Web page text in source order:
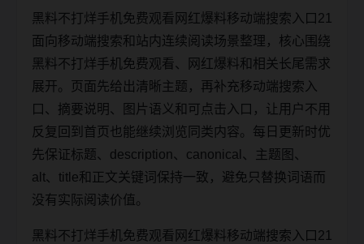
黑料不打烊手机免费观看网红爆料移动端搜索入口21
面向移动端搜索和站内连续阅读场景整理，核心围绕
黑料不打烊手机免费观看、网红爆料和相关长尾需求
展开。页面先给出清晰主题，再补充移动端搜索入
口、摘要说明、图片语义和可点击入口，让用户不用
反复回到首页也能继续浏览同类内容。每日更新时优
先保证标题、description、canonical、主题图、
alt、title和正文关键词保持一致，避免只替换词语而
没有实际阅读价值。
黑料不打烊手机免费观看网红爆料移动端搜索入口21